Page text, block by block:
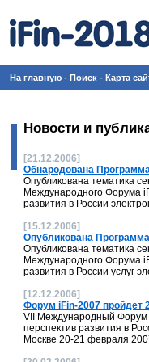
На главную - Поиск - Карта
Новости и
[21.12.2006]
Обнародована
Опубликована тематика
Международного Форума
развития в России
[15.12.2006]
Опубликована
Опубликована тематика
Международного Форума
развития в России услуг
[12.12.2006]
Форум iFin-2007 пройдет
VII Международный
перспектив развития в
Москве 20-21 февраля